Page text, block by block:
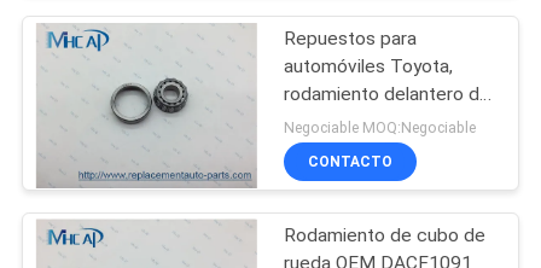
partes del cuerpo
autos
Repuestos para
automóviles Toyota,
rodamiento delantero del
automóvil OEM 90366-
20003
Negociable MOQ:Negociable
CONTACTO
Rodamiento de cubo de
rueda OEM DACF1091